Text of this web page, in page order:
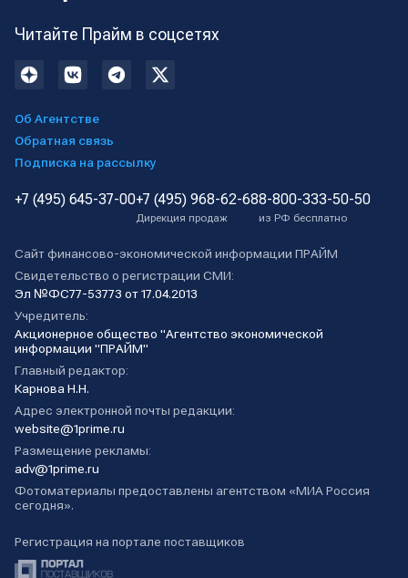
Читайте Прайм в соцсетях
Об Агентстве
Обратная связь
Подписка на рассылку
+7 (495) 645-37-00+7 (495) 968-62-68
Дирекция продаж
8-800-333-50-50
из РФ бесплатно
Сайт финансово-экономической информации ПРАЙМ
Свидетельство о регистрации СМИ:
Эл №ФС77-53773 от 17.04.2013
Учредитель:
Акционерное общество "Агентство экономической
информации "ПРАЙМ"
Главный редактор:
Карнова Н.Н.
Адрес электронной почты редакции:
website@1prime.ru
Размещение рекламы:
adv@1prime.ru
Фотоматериалы предоставлены агентством «МИА Россия
сегодня».
Регистрация на портале поставщиков